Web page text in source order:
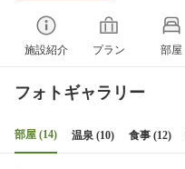
施設紹介 プラン 部屋
フォトギャラリー
部屋 (14) 温泉 (10) 食事 (12)